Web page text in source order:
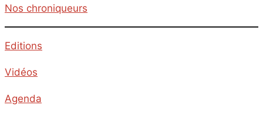
Nos chroniqueurs
Editions
Vidéos
Agenda